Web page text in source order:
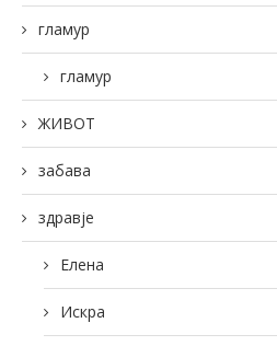
гламур
гламур
ЖИВОТ
забава
здравје
Елена
Искра